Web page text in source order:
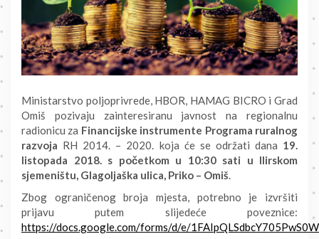
Ministarstvo poljoprivrede, HBOR, HAMAG BICRO i Grad
Omiš pozivaju zainteresiranu javnost na regionalnu
radionicu za Financijske instrumente Programa ruralnog
razvoja RH 2014. – 2020. koja će se održati dana 19.
listopada 2018. s početkom u 10:30 sati u Ilirskom
sjemeništu, Glagoljaška ulica, Priko – Omiš.
Zbog ograničenog broja mjesta, potrebno je izvršiti
prijavu putem slijedeće poveznice:
https://docs.google.com/forms/d/e/